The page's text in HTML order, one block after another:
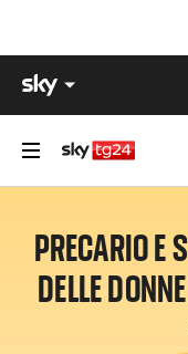
PRECARIO E
DELLE